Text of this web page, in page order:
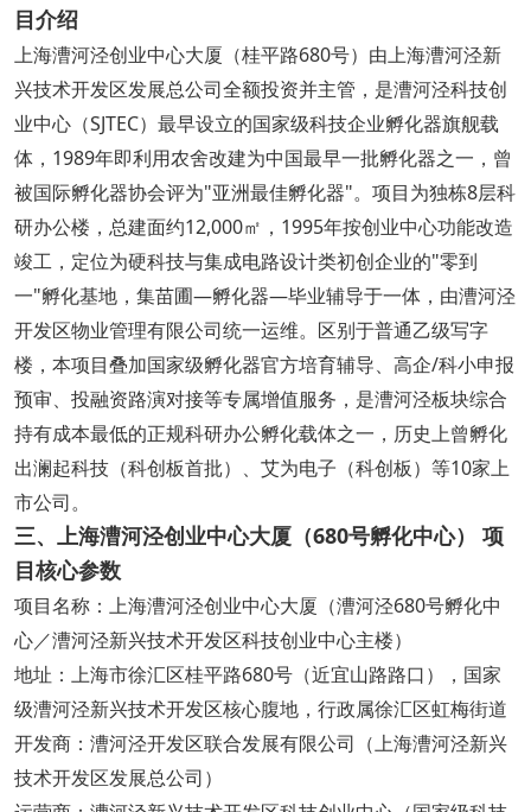
目介绍
上海漕河泾创业中心大厦（桂平路680号）由上海漕河泾新
兴技术开发区发展总公司全额投资并主管，是漕河泾科技创
业中心（SJTEC）最早设立的国家级科技企业孵化器旗舰载
体，1989年即利用农舍改建为中国最早一批孵化器之一，曾
被国际孵化器协会评为"亚洲最佳孵化器"。项目为独栋8层科
研办公楼，总建面约12,000㎡，1995年按创业中心功能改造
竣工，定位为硬科技与集成电路设计类初创企业的"零到
一"孵化基地，集苗圃—孵化器—毕业辅导于一体，由漕河泾
开发区物业管理有限公司统一运维。区别于普通乙级写字
楼，本项目叠加国家级孵化器官方培育辅导、高企/科小申报
预审、投融资路演对接等专属增值服务，是漕河泾板块综合
持有成本最低的正规科研办公孵化载体之一，历史上曾孵化
出澜起科技（科创板首批）、艾为电子（科创板）等10家上
市公司。
三、上海漕河泾创业中心大厦（680号孵化中心） 项
目核心参数
项目名称：上海漕河泾创业中心大厦（漕河泾680号孵化中
心／漕河泾新兴技术开发区科技创业中心主楼）
地址：上海市徐汇区桂平路680号（近宜山路路口），国家
级漕河泾新兴技术开发区核心腹地，行政属徐汇区虹梅街道
开发商：漕河泾开发区联合发展有限公司（上海漕河泾新兴
技术开发区发展总公司）